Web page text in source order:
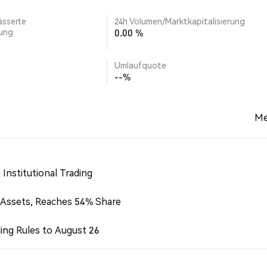
24h Volumen/Marktkapitalisierung
0.00 %
Umlaufquote
--%
Institutional Trading
Reaches 54% Share
Rules to August 26